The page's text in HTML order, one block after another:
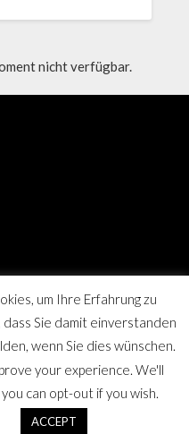
nicht verfügbar.
für Farmsen-Berne
Berne, Hamburg
um Ihre Erfahrung zu
Sie damit einverstanden
wenn Sie dies wünschen.
your experience. We'll
can opt-out if you wish.
ACCEPT